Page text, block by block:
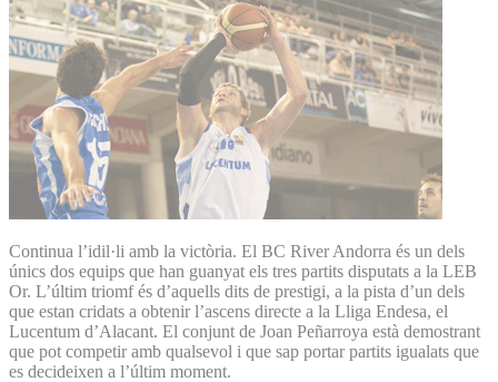
Continua l’idil·li amb la victòria. El BC River Andorra és un dels
únics dos equips que han guanyat els tres partits disputats a la LEB
Or. L’últim triomf és d’aquells dits de prestigi, a la pista d’un dels
que estan cridats a obtenir l’ascens directe a la Lliga Endesa, el
Lucentum d’Alacant. El conjunt de Joan Peñarroya està demostrant
que pot competir amb qualsevol i que sap portar partits igualats que
es decideixen a l’últim moment.